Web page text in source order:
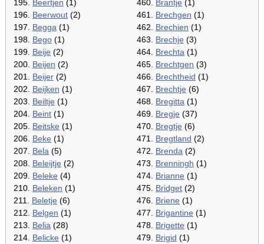
195. Beertjen (1)
196. Beerwout (2)
197. Begga (1)
198. Bego (1)
199. Beije (2)
200. Beijen (2)
201. Beijer (2)
202. Beijken (1)
203. Beiltje (1)
204. Beint (1)
205. Beitske (1)
206. Beke (1)
207. Bela (5)
208. Beleijtje (2)
209. Beleke (4)
210. Beleken (1)
211. Beletje (6)
212. Belgen (1)
213. Belia (28)
214. Belicke (1)
460. Brantje (1)
461. Brechgen (1)
462. Brechien (1)
463. Brechje (3)
464. Brechta (1)
465. Brechtgen (3)
466. Brechtheid (1)
467. Brechtje (6)
468. Bregitta (1)
469. Bregje (37)
470. Bregtje (6)
471. Bregtland (2)
472. Brenda (2)
473. Brenningh (1)
474. Brianne (1)
475. Bridget (2)
476. Briene (1)
477. Brigantine (1)
478. Brigette (1)
479. Brigid (1)